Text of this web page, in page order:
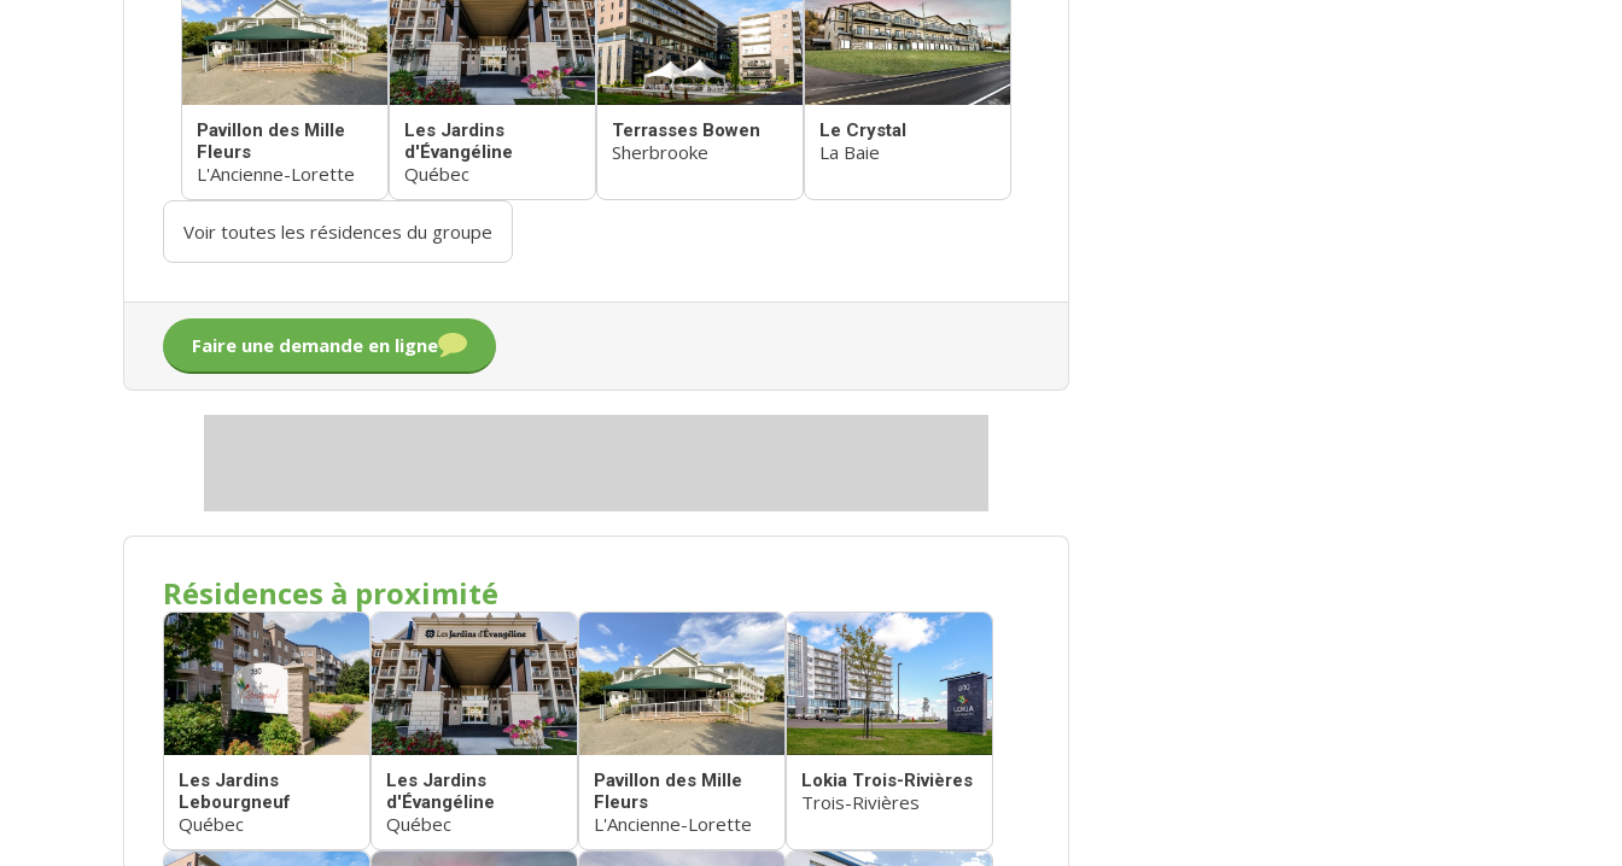
Pavillon des Mille
Fleurs
L'Ancienne-Lorette
Les Jardins
d'Évangéline
Québec
Terrasses Bowen
Sherbrooke
Le Crystal
La Baie
Voir toutes les résidences du groupe
Faire une demande en ligne
Résidences à proximité
Les Jardins
Lebourgneuf
Québec
Les Jardins
d'Évangéline
Québec
Pavillon des Mille
Fleurs
L'Ancienne-Lorette
Lokia Trois-Rivières
Trois-Rivières